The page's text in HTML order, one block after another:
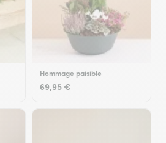
Hommage paisible
69,95 €